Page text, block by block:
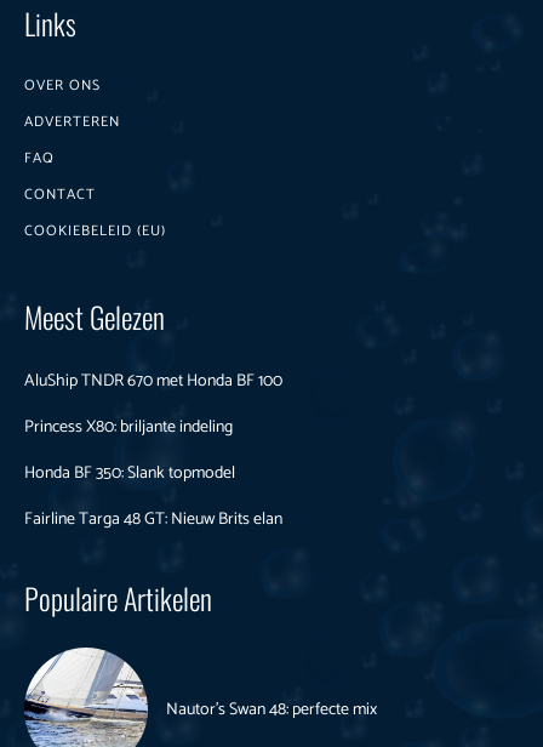
Links
OVER ONS
ADVERTEREN
FAQ
CONTACT
COOKIEBELEID (EU)
Meest Gelezen
AluShip TNDR 670 met Honda BF 100
Princess X80: briljante indeling
Honda BF 350: Slank topmodel
Fairline Targa 48 GT: Nieuw Brits elan
Populaire Artikelen
Nautor’s Swan 48: perfecte mix